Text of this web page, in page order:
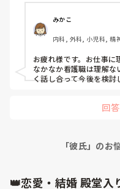
まいました。すると、
に帰り、なぜキレてるの
んのや！」「頭おかしい
私もイライラしてしまっ
ずLINEでも「プライド
話す時人にどう見られて
れました。
に行動してたらお酒も飲
でした。身内に近い状態
みかこ
内科, 外科, 小児科, 精
看護, リーダー, 外来,
お疲れ様です。お仕事に
なかなか看護職は理解
く話し合って今後を検
回
「彼氏」のお
👑恋愛・結婚 殿堂入